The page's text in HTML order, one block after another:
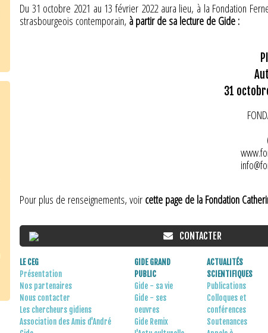
Du 31 octobre 2021 au 13 février 2022 aura lieu, à la Fondation
strasbourgeois contemporain, à partir de sa lecture de Gide :
31
Pour plus de renseignements, voir cette page de la Fondation
CONTACTER
LE CEG
Présentation
Nos partenaires
Nous contacter
Les chercheurs gidiens
Association des Amis d'André
GIDE GRAND
PUBLIC
Gide - sa vie
Gide - ses
oeuvres
Gide Remix
ACTUALITÉS
SCIENTIFIQUES
Publications
Colloques et
conférences
Soutenances